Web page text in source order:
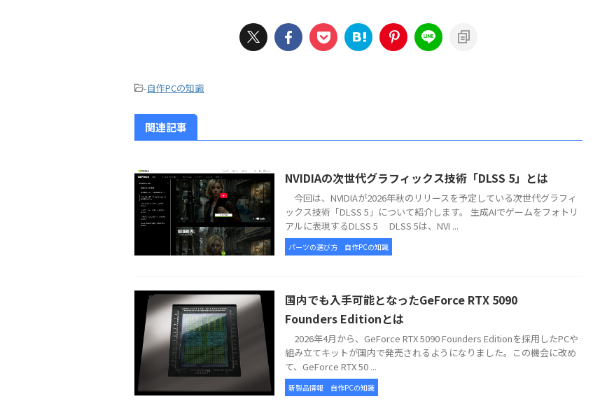
-自作PCの知識
関連記事
NVIDIAの次世代グラフィックス技術「DLSS 5」とは
今回は、NVIDIAが2026年秋のリリースを予定している次世代グラフィ
ックス技術「DLSS 5」について紹介します。 生成AIでゲームをフォトリ
アルに表現するDLSS 5 DLSS 5は、NVI ...
パーツの選び方 自作PCの知識
国内でも入手可能となったGeForce RTX 5090
Founders Editionとは
2026年4月から、GeForce RTX 5090 Founders Editionを採用したPCや
組み立てキットが国内で発売されるようになりました。この機会に改め
て、GeForce RTX 50 ...
新製品情報 自作PCの知識